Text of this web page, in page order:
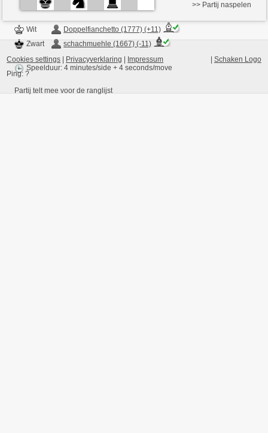
Wit
Doppelfianchetto (1777) (+11)
Zwart
schachmuehle (1667) (-11)
Speelduur: 4 minutes/side + 4 seconds/move
Partij telt mee voor de ranglijst
>> Partij naspelen
Schaken Logo
Cookies settings Privacyverklaring
Impressum
Ping:?